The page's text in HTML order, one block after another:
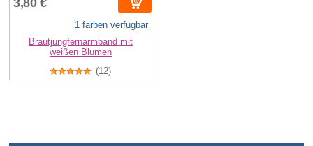
1 farben verfügbar
Brautjungfernarmband mit
weißen Blumen
(12)